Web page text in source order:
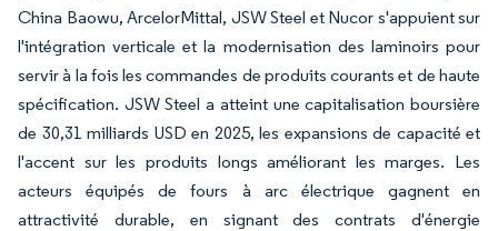
China Baowu, ArcelorMittal, JSW Steel et Nucor s'appuient sur
l'intégration verticale et la modernisation des laminoirs pour
servir à la fois les commandes de produits courants et de haute
spécification. JSW Steel a atteint une capitalisation boursière
de 30,31 milliards USD en 2025, les expansions de capacité et
l'accent sur les produits longs améliorant les marges. Les
acteurs équipés de fours à arc électrique gagnent en
attractivité durable, en signant des contrats d'énergie